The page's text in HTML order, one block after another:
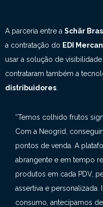
A parceria entre a Schär
a contratação do EDI
usar a solução de
contrataram também a
distribuidores
“Temos colhido frutos
Com a Neogrid,
pontos de venda. A
abrangente e em tempo
produtos em cada PDV,
assertiva e
consumo, antecipamos